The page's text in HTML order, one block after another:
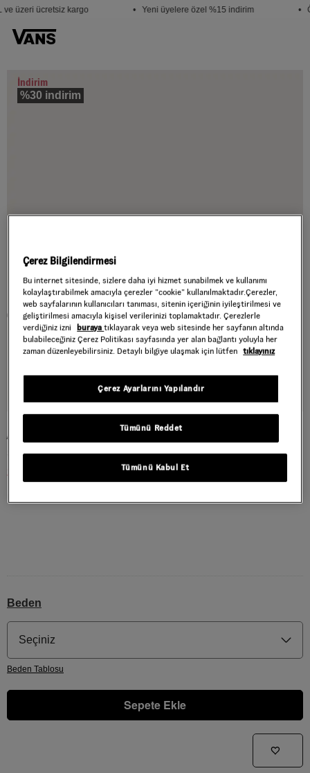
üzeri ücretsiz kargo • Yeni üyelere özel %15 indirim •
İndirim
%30 indirim
AUTHENTIC AYAKKABI
Style : VN000EHHCYL1
2.579,40 TL 4.299,00 TL
Multi
Beden
Seçiniz
Beden Tablosu
Sepete Ekle
Çerez Bilgilendirmesi
Bu internet sitesinde, sizlere daha iyi hizmet sunabilmek ve kullanımı
kolaylaştırabilmek amacıyla çerezler ”cookie” kullanılmaktadır.Çerezler,
web sayfalarının kullanıcıları tanıması, sitenin içeriğinin iyileştirilmesi ve
geliştirilmesi amacıyla kişisel verilerinizi toplamaktadır. Çerezlerle
verdiğiniz izni
burayatıklayarak veya web sitesinde her sayfanın altında
bulabileceğiniz Çerez Politikası sayfasında yer alan bağlantı yoluyla her
zaman düzenleyebilirsiniz. Detaylı bilgiye ulaşmak için lütfen tıklayınız
Tümünü Reddet
Tümünü Kabul Et
Çerez Ayarlarını Yapılandır